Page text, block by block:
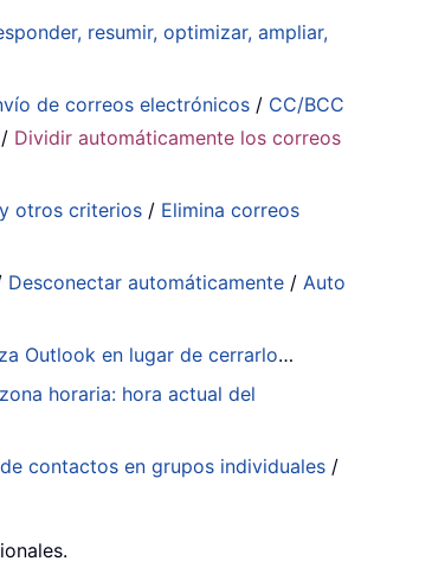
resumir, optimizar, ampliar,
de correos electrónicos / CC/BCC
/ Dividir automáticamente los correos
otros criterios / Elimina correos
Desconectar automáticamente /Auto
Outlook en lugar de cerrarlo…
horaria: hora actual del
contactos en grupos individuales /